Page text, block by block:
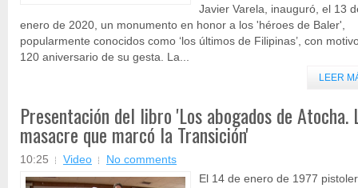
Javier Varela, inauguró, el 13
enero de 2020, un monumento en honor a los 'héroes de Baler',
popularmente conocidos como ‘los últimos de Filipinas’, con
120 aniversario de su gesta. La...
LEER
Presentación del libro 'Los abogados de Atocha.
masacre que marcó la Transición'
10:25 Video
No comments
El 14 de enero de 1977